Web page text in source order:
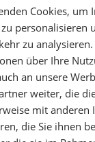
nach Sideboards
Ihrem Online-
Cookies, um
personalisieren
zu
über Ihre
an unsere
weiter, die
mit anderen
die Sie ihnen